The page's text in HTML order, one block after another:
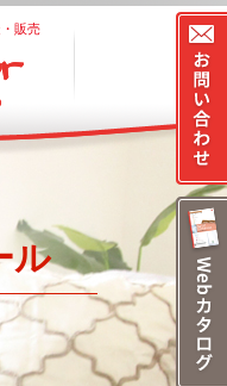
販売
ル